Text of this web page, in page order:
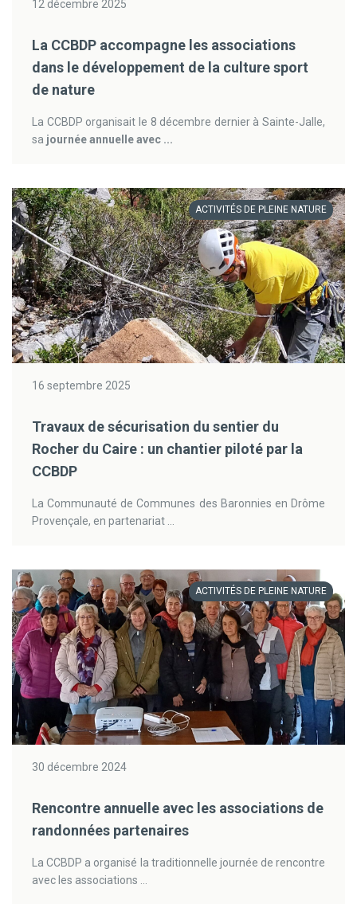
12 décembre 2025
La CCBDP accompagne les associations
dans le développement de la culture sport
de nature
La CCBDP organisait le 8 décembre dernier à Sainte-Jalle,
sa journée annuelle avec ...
ACTIVITÉS DE PLEINE NATURE
16 septembre 2025
Travaux de sécurisation du sentier du
Rocher du Caire : un chantier piloté par la
CCBDP
La Communauté de Communes des Baronnies en Drôme
Provençale, en partenariat ...
ACTIVITÉS DE PLEINE NATURE
30 décembre 2024
Rencontre annuelle avec les associations de
randonnées partenaires
La CCBDP a organisé la traditionnelle journée de rencontre
avec les associations ...